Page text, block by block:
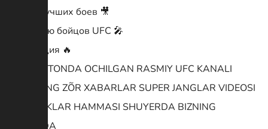
Видео лучших боев 🎥
Интервью бойцов UFC 🎤
Мотивация 🔥
ÕZBEKISTONDA OCHILGAN RASMIY UFC KANALI
BIZDA ENG ZÕR XABARLAR SUPER JANGLAR VIDEOSI
YANGILIKLAR HAMMASI SHUYERDA BIZNING
KANALDA